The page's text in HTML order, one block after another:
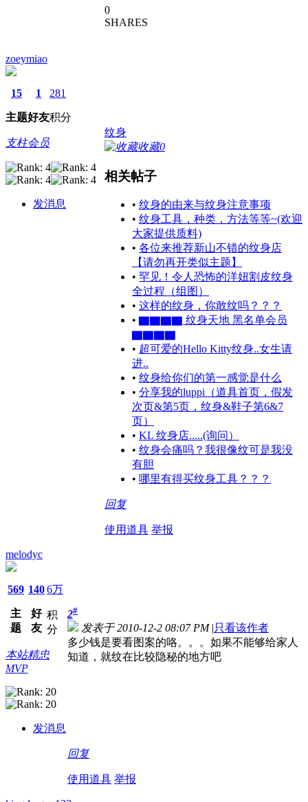
zoeymiao
15
主题
1
好友
281
积分
支柱会员
发消息
0
SHARES
纹身
收藏0
相关帖子
• 纹身的由来与纹身注意事项
• 纹身工具，种类，方法等等~(欢迎
大家提供质料)
• 各位来推荐新山不错的纹身店
【请勿再开类似主题】
• 罕见！令人恐怖的洋妞割皮纹身
全过程（组图）
• 这样的纹身，你敢纹吗？？？
•▇▇▇▇ 纹身天地 黑名单会员
▇▇▇▇
• 超可爱的Hello Kitty纹身..女生请
进..
• 纹身给你们的第一感觉是什么
• 分享我的luppi（道具首页，假发
次页&第5页，纹身&鞋子第6&7
页）
• KL 纹身店.....(询问）
• 纹身会痛吗？我很像纹可是我没
有胆
• 哪里有得买纹身工具？？？
回复
使用道具 举报
melodyc
569
主
题
140
好
友
6万
积
分
本站精忠
MVP
发消息
2#
发表于 2010-12-2 08:07 PM |只看该作者
多少钱是要看图案的咯。。。如果不能够给家人
知道，就纹在比较隐秘的地方吧
回复
使用道具 举报